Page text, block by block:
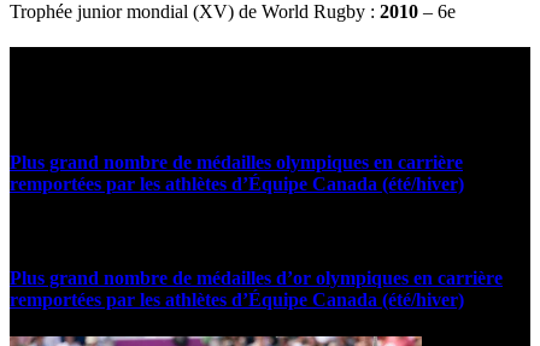
Trophée junior mondial (XV) de World Rugby : 2010 – 6e
Plus grand nombre de médailles olympiques en carrière
remportées par les athlètes d’Équipe Canada (été/hiver)
Plus grand nombre de médailles d’or olympiques en carrière
remportées par les athlètes d’Équipe Canada (été/hiver)